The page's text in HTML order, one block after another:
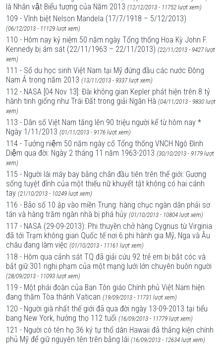
là Nhân vật Biểu tượng của Năm 2013 (12/12/2013 - 11752 lượt xem)
109 - Vĩnh biệt Nelson Mandela (17/7/1918 – 5/12/2013)
(06/12/2013 - 11129 lượt xem)
110 - Hôm nay kỷ niệm 50 năm ngày Tổng thống Hoa Kỳ John F.
Kennedy bị ám sát (22/11/1963 – 22/11/2013) (22/11/2013 - 9427 lượt
xem)
111 - Số du học sinh Việt Nam tại Mỹ đứng đầu các nước Đông
Nam Á trong năm 2013 (13/11/2013 - 9337 lượt xem)
112 - NASA [04 Nov 13]: Đài không gian Kepler phát hiện trên 8 tỷ
hành tinh giống như Trái Đất trong giải Ngân Hà (04/11/2013 - 9830 lượt
xem)
113 - Dân số Việt Nam tăng lên 90 triệu người kể từ hôm nay *
Ngày 1/11/2013 (01/11/2013 - 9176 lượt xem)
114 - Tưởng niệm 50 năm ngày cố Tổng thống VNCH Ngô Đình
Diệm qua đời: Ngày 2 tháng 11 năm 1963-2013 (30/10/2013 - 9179 lượt
xem)
115 - Người lái máy bay bằng chân đầu tiên trên thế giới: Gương
sống tuyệt đỉnh của một thiếu nữ khuyết tật không có hai cánh
tay (21/10/2013 - 10249 lượt xem)
116 - Bão số 10 ập vào miền Trung: hàng chục ngàn dân phải sơ
tán và hàng trăm ngàn nhà bị phá hủy (01/10/2013 - 10804 lượt xem)
117 - NASA (29-09-2013): Phi thuyền chở hàng Cygnus từ Virginia
đã tới Trạm không gian Quốc tế nơi 6 phi hành gia Mỹ, Nga và Âu
châu đang làm việc (01/10/2013 - 11161 lượt xem)
118 - Hôm qua cảnh sát TQ đã giải cứu 92 trẻ em bị bắt cóc và
bắt giữ 301 nghi phạm của một mạng lưới lớn chuyên buôn người
(28/09/2013 - 11093 lượt xem)
119 - Một phái đoàn của Ban Tôn giáo Chính phủ Việt Nam hiện
đang thăm Tòa thánh Vatican (19/09/2013 - 11731 lượt xem)
120 - Người già nhất thế giới đã qua đời ngày 13-09-2013 tại tiểu
bang New York, hưởng thọ 112 tuổi (16/09/2013 - 11779 lượt xem)
121 - Người có tên họ 36 ký tự thổ dân Hawaii đã thắng kiện chính
phủ Mỹ để giữ nguyên tên trên bằng lái (16/09/2013 - 12634 lượt xem)